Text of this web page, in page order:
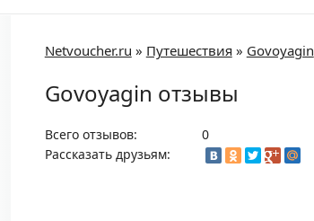
Netvoucher.ru » Путешествия» Govoyagin
Govoyagin отзывы
Всего отзывов:
0
Рассказать друзьям: